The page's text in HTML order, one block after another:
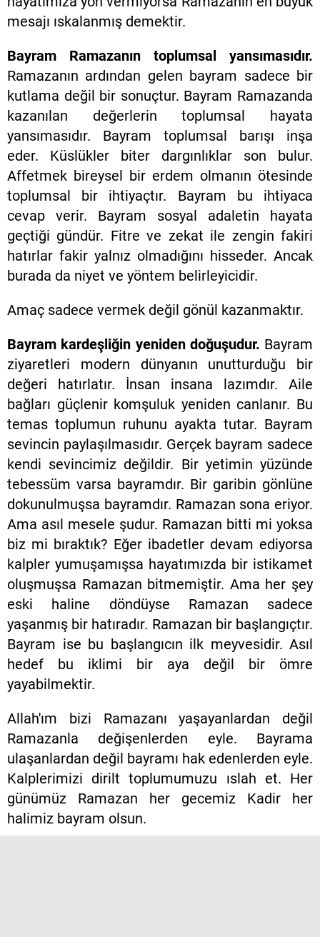
mesajı ıskalanmış demektir.
Bayram Ramazanın toplumsal yansımasıdır.
Ramazanın ardından gelen bayram sadece bir
kutlama değil bir sonuçtur. Bayram Ramazanda
kazanılan değerlerin toplumsal hayata
yansımasıdır. Bayram toplumsal barışı inşa
eder. Küslükler biter dargınlıklar son bulur.
Affetmek bireysel bir erdem olmanın ötesinde
toplumsal bir ihtiyaçtır. Bayram bu ihtiyaca
cevap verir. Bayram sosyal adaletin hayata
geçtiği gündür. Fitre ve zekat ile zengin fakiri
hatırlar fakir yalnız olmadığını hisseder. Ancak
burada da niyet ve yöntem belirleyicidir.
Amaç sadece vermek değil gönül kazanmaktır.
Bayram kardeşliğin yeniden doğuşudur. Bayram
ziyaretleri modern dünyanın unutturduğu bir
değeri hatırlatır. İnsan insana lazımdır. Aile
bağları güçlenir komşuluk yeniden canlanır. Bu
temas toplumun ruhunu ayakta tutar. Bayram
sevincin paylaşılmasıdır. Gerçek bayram sadece
kendi sevincimiz değildir. Bir yetimin yüzünde
tebessüm varsa bayramdır. Bir garibin gönlüne
dokunulmuşsa bayramdır. Ramazan sona eriyor.
Ama asıl mesele şudur. Ramazan bitti mi yoksa
biz mi bıraktık? Eğer ibadetler devam ediyorsa
kalpler yumuşamışsa hayatımızda bir istikamet
oluşmuşsa Ramazan bitmemiştir. Ama her şey
eski haline döndüyse Ramazan sadece
yaşanmış bir hatıradır. Ramazan bir başlangıçtır.
Bayram ise bu başlangıcın ilk meyvesidir. Asıl
hedef bu iklimi bir aya değil bir ömre
yayabilmektir.
Allah'ım bizi Ramazanı yaşayanlardan değil
Ramazanla değişenlerden eyle. Bayrama
ulaşanlardan değil bayramı hak edenlerden eyle.
Kalplerimizi dirilt toplumumuzu ıslah et. Her
günümüz Ramazan her gecemiz Kadir her
halimiz bayram olsun.